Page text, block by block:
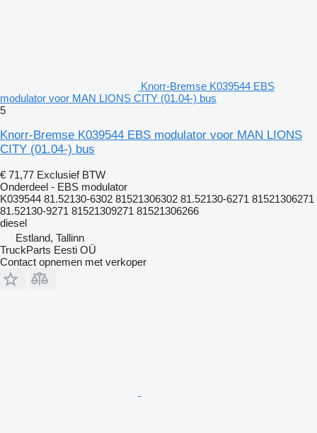
Knorr-Bremse K039544 EBS
modulator voor MAN LIONS CITY (01.04-) bus
5
Knorr-Bremse K039544 EBS modulator voor MAN LIONS
CITY (01.04-) bus
€ 71,77 Exclusief BTW
Onderdeel - EBS modulator
K039544 81.52130-6302 81521306302 81.52130-6271 81521306271
81.52130-9271 81521309271 81521306266
diesel
Estland, Tallinn
TruckParts Eesti OÜ
Contact opnemen met verkoper